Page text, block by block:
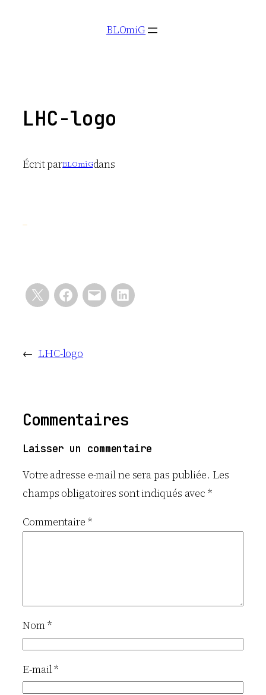
BLOmiG
LHC-logo
Écrit parBLOmiGdans
← LHC-logo
Commentaires
Laisser un commentaire
Votre adresse e-mail ne sera pas publiée. Les
champs obligatoires sont indiqués avec*
Commentaire *
Nom*
E-mail*